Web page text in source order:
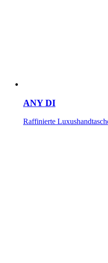
ANY DI
Raffinierte